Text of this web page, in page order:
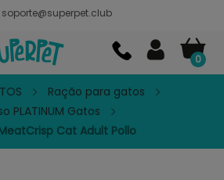
soporte@superpet.club
0
Ração para gatos
PLATINUM Gatos
Cat Adult Pollo
para mascotas
- En Google Play